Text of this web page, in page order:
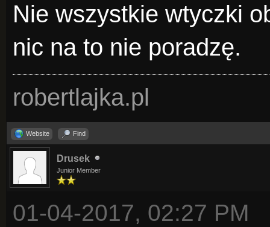
Nie wszystkie wtyczki
nic na to nie poradzę.
robertlajka.pl
Website Find
Drusek
Junior Member
01-04-2017, 02:27 PM